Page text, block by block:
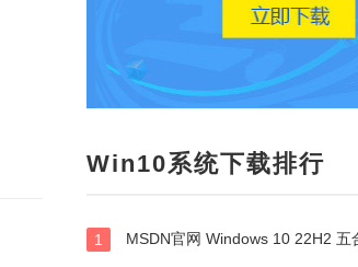
Win10系统下载排行
1 MSDN官网 Windows 10 22H2 五合一原版